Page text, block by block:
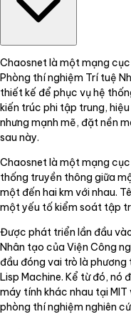
Chaosnet là một mạng
Phòng thí nghiệm Trí tuệ
thiết kế để phục vụ hệ
kiến trúc phi tập trung,
nhưng mạnh mẽ, đặt nền
sau này.
Chaosnet là một mạng
thống truyền thông giữa
một đến hai km với nhau.
một yếu tố kiểm soát tập
Được phát triển lần đầu
Nhân tạo của Viện Công
đầu đóng vai trò là
Lisp Machine. Kể từ đó, nó
máy tính khác nhau tại
phòng thí nghiệm nghiên